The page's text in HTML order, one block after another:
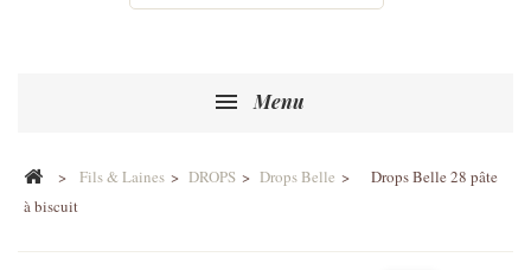
Menu
> Fils & Laines > DROPS > Drops Belle >
Drops Belle 28 pâte
à biscuit